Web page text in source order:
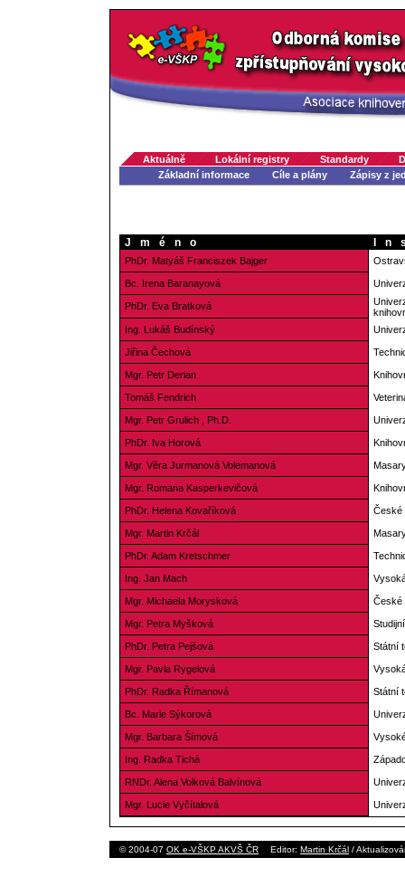
Aktuálně Lokální registry Standardy
Základní informace
Cíle a plány Zápisy z
Jméno
PhDr. Matyáš Franciszek Bajger
Bc. Irena Baranayová
PhDr. Eva Bratková
Ing. Lukáš Budínský
Jiřina Čechová
Mgr. Petr Derian
Tomáš Fendrich
Mgr. Petr Grulich , Ph.D.
PhDr. Iva Horová
Mgr. Věra Jurmanová Volemanová
Mgr. Romana Kasperkevičová
PhDr. Helena Kovaříková České
Mgr. Martin Krčál
PhDr. Adam Kretschmer
Ing. Jan Mach
Mgr. Michaela Morysková České
Mgr. Petra Myšková
PhDr. Petra Pejšová Státní
Mgr. Pavla Rygelová
PhDr. Radka Římanová Státní
Bc. Marie Sýkorová
Mgr. Barbara Šímová
Ing. Radka Tichá
RNDr. Alena Volková Balvínová
Mgr. Lucie Vyčítalová
© 2004-07 OK e-VŠKP AKVŠ ČR Editor: Martin Krčál /